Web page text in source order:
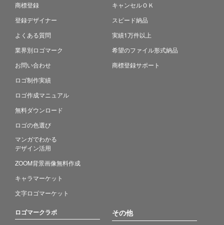
商標登録
登録デザイナー
よくある質問
業界別ロゴマーク
お問い合わせ
ロゴ制作実績
ロゴ作成マニュアル
無料ダウンロード
ロゴの色選び
マンガでわかる
デザイン活用
ZOOM背景画像無料作成
キャラマーケット
文字ロゴマーケット
キャンセルＯＫ
スピード納品
実績1万件以上
希望のファイル形式納品
商標登録サポート
ロゴマークラボ その他